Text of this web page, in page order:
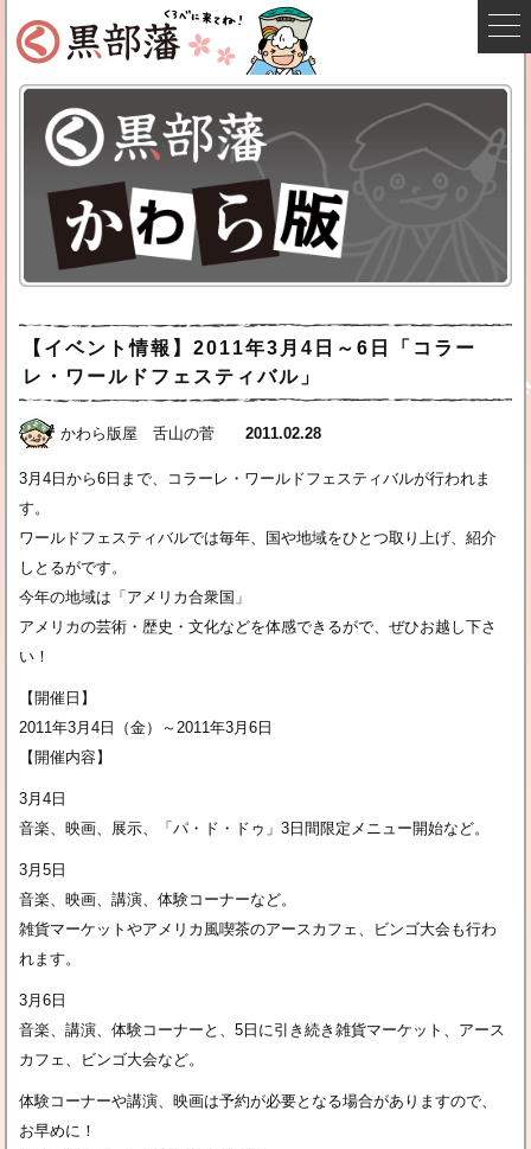
【イベント情報】2011年3月4日～6日「コラー
レ・ワールドフェスティバル」
かわら版屋 舌山の菅 2011.02.28
3月4日から6日まで、コラーレ・ワールドフェスティバルが行われま
す。
ワールドフェスティバルでは毎年、国や地域をひとつ取り上げ、紹介
しとるがです。
今年の地域は「アメリカ合衆国」
アメリカの芸術・歴史・文化などを体感できるがで、ぜひお越し下さ
い！
【開催日】
2011年3月4日（金）～2011年3月6日
【開催内容】
3月4日
音楽、映画、展示、「パ・ド・ドゥ」3日間限定メニュー開始など。
3月5日
音楽、映画、講演、体験コーナーなど。
雑貨マーケットやアメリカ風喫茶のアースカフェ、ビンゴ大会も行わ
れます。
3月6日
音楽、講演、体験コーナーと、5日に引き続き雑貨マーケット、アース
カフェ、ビンゴ大会など。
体験コーナーや講演、映画は予約が必要となる場合がありますので、
お早めに！